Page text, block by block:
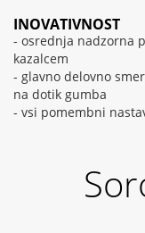
INOVATIVNOST
- osrednja nadzorna
kazalcem
- glavno delovno
na dotik gumba
- vsi pomembni